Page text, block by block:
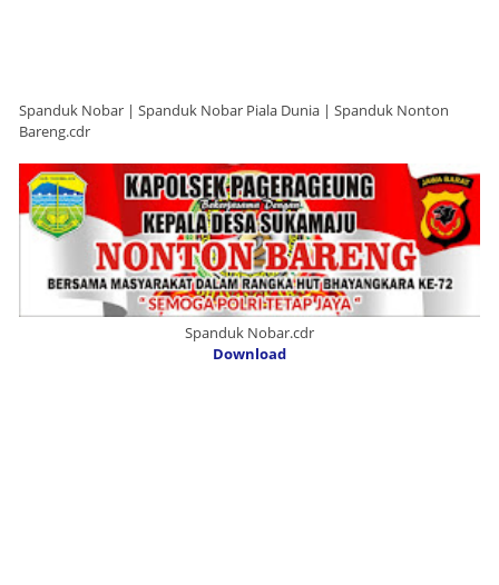
Spanduk Nobar | Spanduk Nobar Piala Dunia | Spanduk Nonton
Bareng.cdr
Spanduk Nobar.cdr
Download